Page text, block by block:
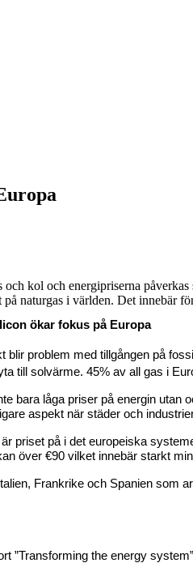
kol och energipriserna
naturgas i världen. Det innebär
ökar fokus på Europa
blir problem med tillgången på
till solvärme. 45% av all gas i
bara låga priser på energin
aspekt när städer och
priset på i det europeiska
över €90 vilket innebär starkt
Frankrike och Spanien som
”Transforming the energy